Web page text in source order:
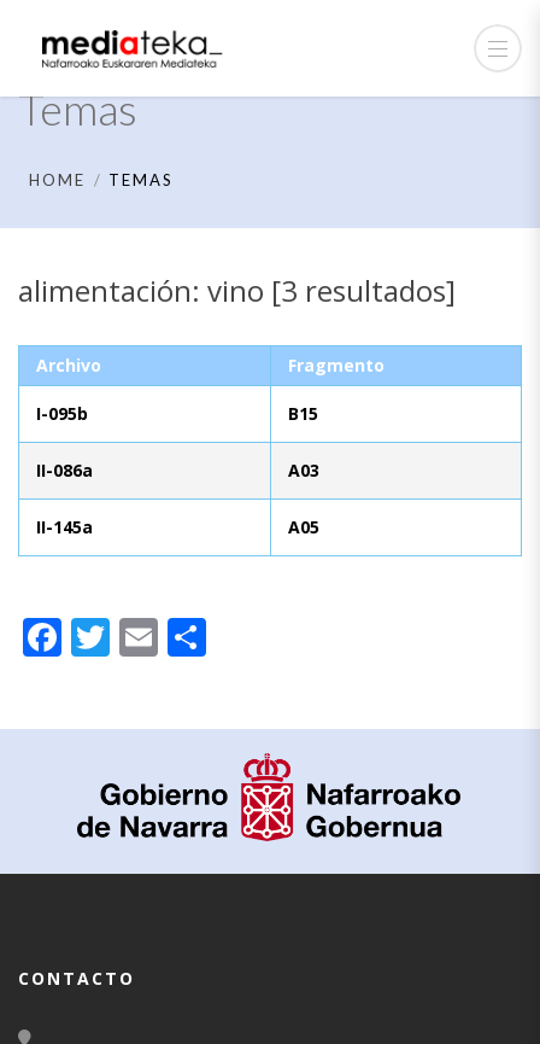
Temas
HOME TEMAS
alimentación: vino [3 resultados]
Archivo Fragmento
I-095b B15
II-086a A03
II-145a A05
Facebook
Twitter
Email
CONTACTO